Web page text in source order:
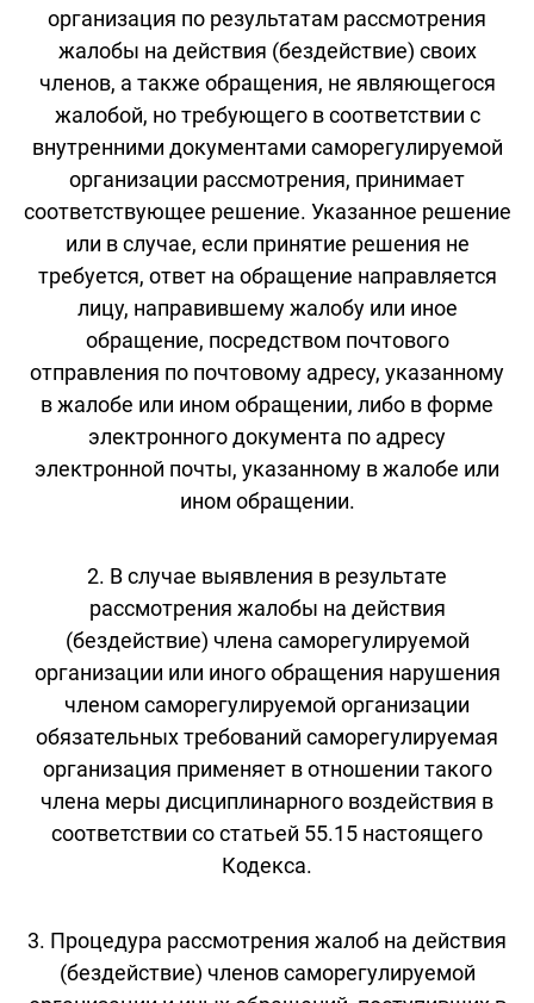
организация по результатам рассмотрения
жалобы на действия (бездействие) своих
членов, а также обращения, не являющегося
жалобой, но требующего в соответствии с
внутренними документами саморегулируемой
организации рассмотрения, принимает
соответствующее решение. Указанное решение
или в случае, если принятие решения не
требуется, ответ на обращение направляется
лицу, направившему жалобу или иное
обращение, посредством почтового
отправления по почтовому адресу, указанному
в жалобе или ином обращении, либо в форме
электронного документа по адресу
электронной почты, указанному в жалобе или
ином обращении.
2. В случае выявления в результате
рассмотрения жалобы на действия
(бездействие) члена саморегулируемой
организации или иного обращения нарушения
членом саморегулируемой организации
обязательных требований саморегулируемая
организация применяет в отношении такого
члена меры дисциплинарного воздействия в
соответствии со статьей 55.15 настоящего
Кодекса.
3. Процедура рассмотрения жалоб на действия
(бездействие) членов саморегулируемой